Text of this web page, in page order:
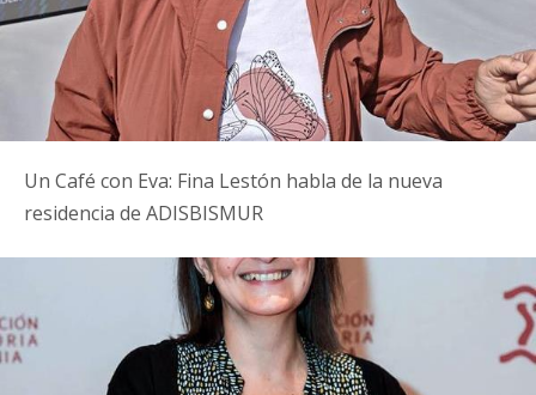
Un Café con Eva: Fina Lestón habla de la nueva
residencia de ADISBISMUR